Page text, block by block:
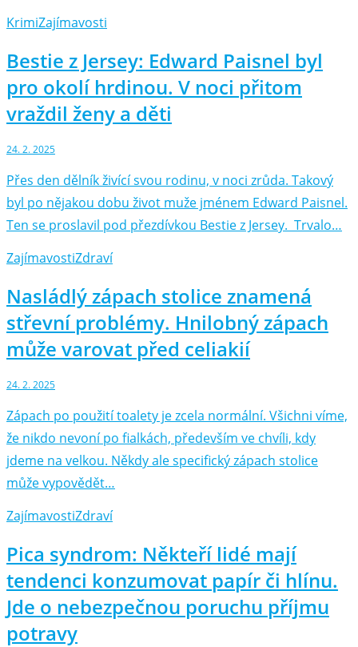
KrimiZajímavosti
Bestie z Jersey: Edward Paisnel byl
pro okolí hrdinou. V noci přitom
vraždil ženy a děti
24. 2. 2025
Přes den dělník živící svou rodinu, v noci zrůda. Takový
byl po nějakou dobu život muže jménem Edward Paisnel.
Ten se proslavil pod přezdívkou Bestie z Jersey. Trvalo…
ZajímavostiZdraví
Nasládlý zápach stolice znamená
střevní problémy. Hnilobný zápach
může varovat před celiakií
24. 2. 2025
Zápach po použití toalety je zcela normální. Všichni víme,
že nikdo nevoní po fialkách, především ve chvíli, kdy
jdeme na velkou. Někdy ale specifický zápach stolice
může vypovědět…
ZajímavostiZdraví
Pica syndrom: Někteří lidé mají
tendenci konzumovat papír či hlínu.
Jde o nebezpečnou poruchu příjmu
potravy